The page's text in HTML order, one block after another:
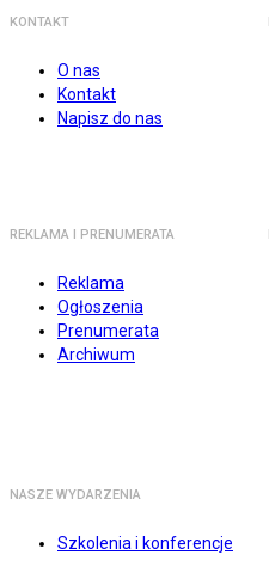
KONTAKT
O nas
Kontakt
Napisz do nas
REKLAMA I PRENUMERATA
Reklama
Ogłoszenia
Prenumerata
Archiwum
NASZE WYDARZENIA
Szkolenia i konferencje